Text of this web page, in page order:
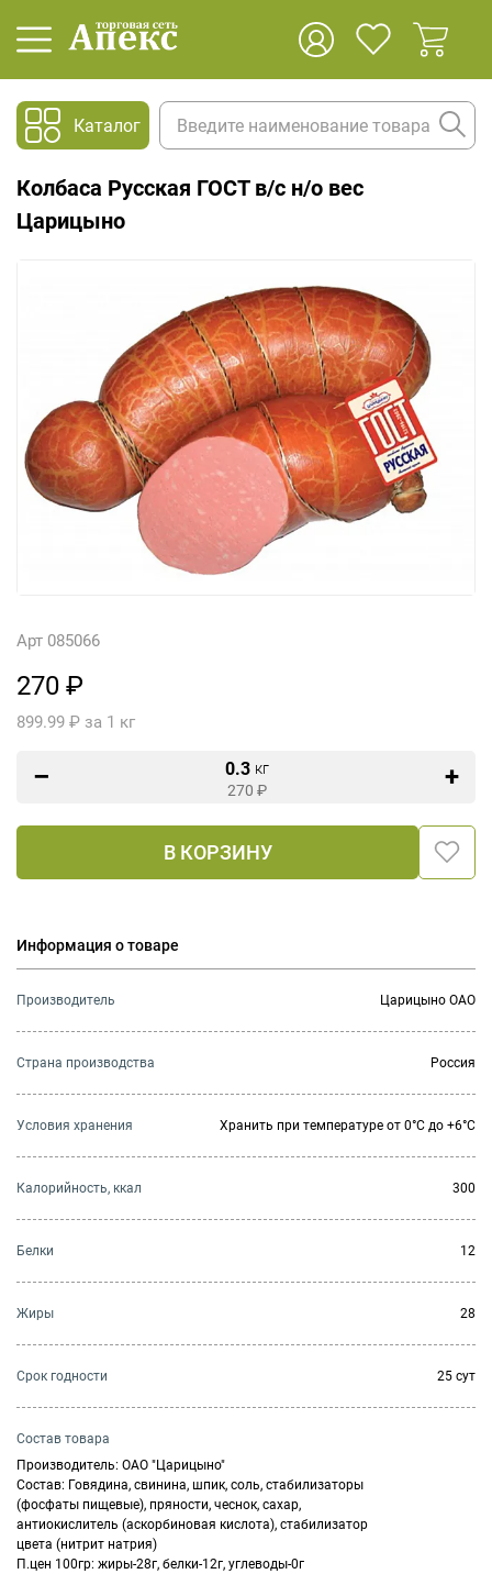
Каталог
Колбаса Русская ГОСТ в/с н/о вес
Царицыно
Арт 085066
270 ₽
899.99 ₽ за 1 кг
0.3 кг
270 ₽
В КОРЗИНУ
Информация о товаре
Производитель Царицыно ОАО
Страна производства Россия
Условия хранения Хранить при температуре от 0°С до +6°С
Калорийность, ккал 300
Белки 12
Жиры 28
Cрок годности 25 сут
Состав товара
Производитель: ОАО "Царицыно"
Состав: Говядина, свинина, шпик, соль, стабилизаторы
(фосфаты пищевые), пряности, чеснок, сахар,
антиокислитель (аскорбиновая кислота), стабилизатор
цвета (нитрит натрия)
П.цен 100гр: жиры-28г, белки-12г, углеводы-0г